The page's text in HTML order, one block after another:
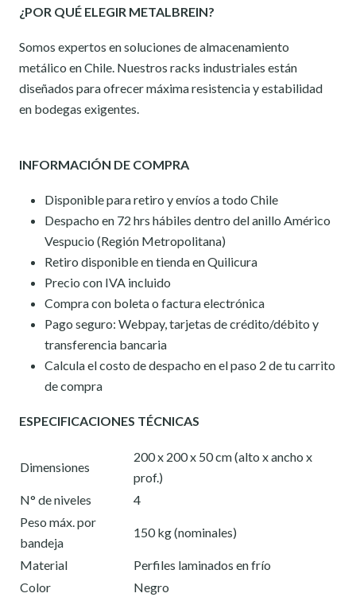
¿POR QUÉ ELEGIR METALBREIN?
Somos expertos en soluciones de almacenamiento
metálico en Chile. Nuestros racks industriales están
diseñados para ofrecer máxima resistencia y estabilidad
en bodegas exigentes.
INFORMACIÓN DE COMPRA
Disponible para retiro y envíos a todo Chile
Despacho en 72 hrs hábiles dentro del anillo Américo
Vespucio (Región Metropolitana)
Retiro disponible en tienda en Quilicura
Precio con IVA incluido
Compra con boleta o factura electrónica
Pago seguro: Webpay, tarjetas de crédito/débito y
transferencia bancaria
Calcula el costo de despacho en el paso 2 de tu carrito
de compra
ESPECIFICACIONES TÉCNICAS
Dimensiones
200 x 200 x 50 cm (alto x ancho x
prof.)
N° de niveles
4
Peso máx. por
bandeja
150 kg (nominales)
Material
Perfiles laminados en frío
Color
Negro